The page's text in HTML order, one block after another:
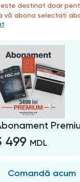
destinat doar
vă abona selectați
499 MDL
Comandă acum